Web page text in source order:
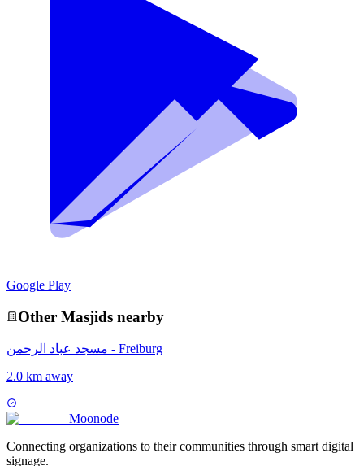
Google Play
Other Masjids nearby
مسجد عباد الرحمن - Freiburg
2.0 km away
Moonode
Connecting organizations to their communities through smart digital
signage.